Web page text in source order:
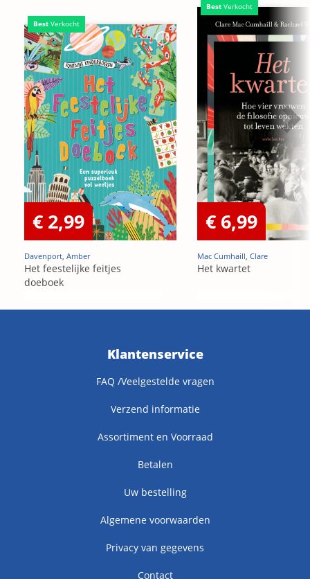
Best Verkocht
€ 2,99
Davenport, Amber
Het feestelijke feitjes
doeboek
Best Verkocht
€ 6,99
Mac Cumhaill, Clare
Het kwartet
Klantenservice
FAQ /Veelgestelde vragen
Verzend informatie
Assortiment en Voorraad
Betalen
Uw bestelling
Algemene voorwaarden
Privacy van gegevens
Contact